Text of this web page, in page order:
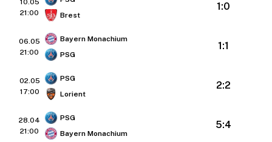
10.05
21:00
Brest
1:0
06.05
21:00
Bayern Monachium
PSG
1:1
02.05
17:00
PSG
Lorient
2:2
28.04
21:00
PSG
Bayern Monachium
5:4